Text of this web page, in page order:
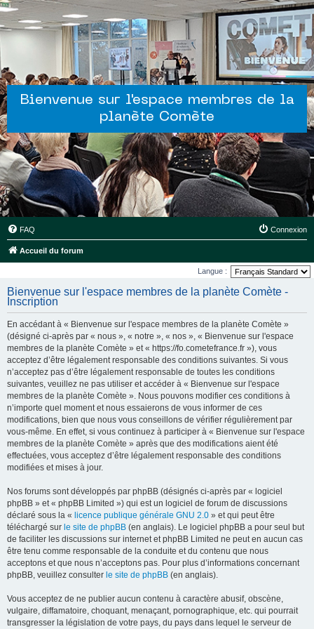
Bienvenue sur l'espace membres de la
planète Comète
FAQ Connexion
Accueil du forum
Langue :
Bienvenue sur l'espace membres de la planète Comète -
Inscription
En accédant à « Bienvenue sur l'espace membres de la planète Comète »
(désigné ci-après par « nous », « notre », « nos », « Bienvenue sur l'espace
membres de la planète Comète » et « https://fo.cometefrance.fr »), vous
acceptez d’être légalement responsable des conditions suivantes. Si vous
n’acceptez pas d’être légalement responsable de toutes les conditions
suivantes, veuillez ne pas utiliser et accéder à « Bienvenue sur l'espace
membres de la planète Comète ». Nous pouvons modifier ces conditions à
n’importe quel moment et nous essaierons de vous informer de ces
modifications, bien que nous vous conseillons de vérifier régulièrement par
vous-même. En effet, si vous continuez à participer à « Bienvenue sur l'espace
membres de la planète Comète » après que des modifications aient été
effectuées, vous acceptez d’être légalement responsable des conditions
modifiées et mises à jour.
Nos forums sont développés par phpBB (désignés ci-après par « logiciel
phpBB » et « phpBB Limited ») qui est un logiciel de forum de discussions
déclaré sous la « licence publique générale GNU 2.0 » et qui peut être
téléchargé sur le site de phpBB (en anglais). Le logiciel phpBB a pour seul but
de faciliter les discussions sur internet et phpBB Limited ne peut en aucun cas
être tenu comme responsable de la conduite et du contenu que nous
acceptons et que nous n’acceptons pas. Pour plus d’informations concernant
phpBB, veuillez consulter le site de phpBB (en anglais).
Vous acceptez de ne publier aucun contenu à caractère abusif, obscène,
vulgaire, diffamatoire, choquant, menaçant, pornographique, etc. qui pourrait
transgresser la législation de votre pays, du pays dans lequel le serveur de